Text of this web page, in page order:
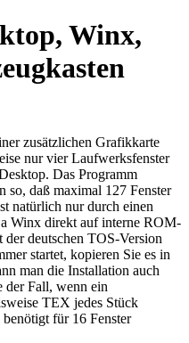
Winx,
zusätzlichen Grafikkarte
nur vier Laufwerksfenster
Das Programm
daß maximal 127 Fenster
natürlich nur durch einen
Winx direkt auf interne ROM-
deutschen TOS-Version
startet, kopieren Sie es in
man die Installation auch
der Fall, wenn ein
TEX jedes Stück
für 16 Fenster